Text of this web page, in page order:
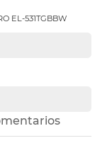
EL-531TGBBW